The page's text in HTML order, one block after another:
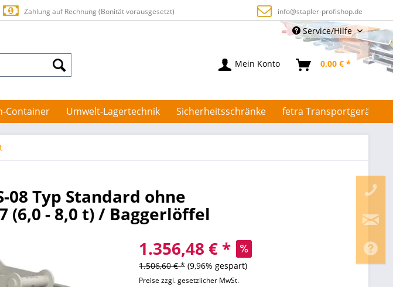
Zahlung auf Rechnung (Bonität vorausgesetzt) info@stapler-profishop.de
Service/Hilfe
Mein Konto 0,00 € *
Container Umwelt-Lagertechnik Sicherheitsschränke fetra Transportgeräte
Typ Standard ohne
(6,0 - 8,0 t) / Baggerlöffel
1.356,48 € *
1.506,60 € * (9,96% gespart)
Preise zzgl. gesetzlicher MwSt.